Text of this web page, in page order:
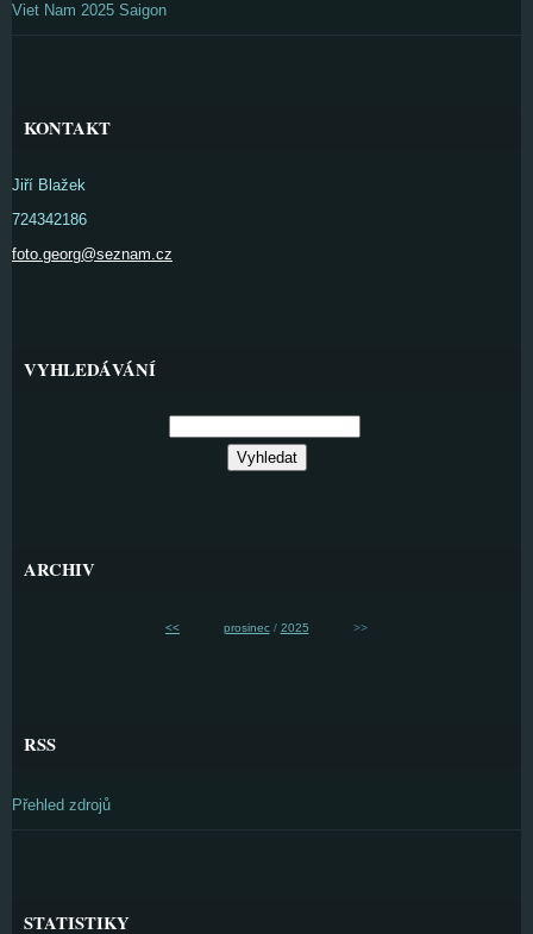
Viet Nam 2025 Saigon
KONTAKT
Jiří Blažek
724342186
foto.georg@seznam.cz
VYHLEDÁVÁNÍ
ARCHIV
<< prosinec/ 2025 >>
RSS
Přehled zdrojů
STATISTIKY